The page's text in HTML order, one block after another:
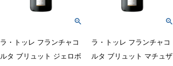
ラ・トッレ フランチャコ
ルタ ブリュット ジェロボ
ラ・トッレ フランチャコ
ルタ ブリュット マチュザ